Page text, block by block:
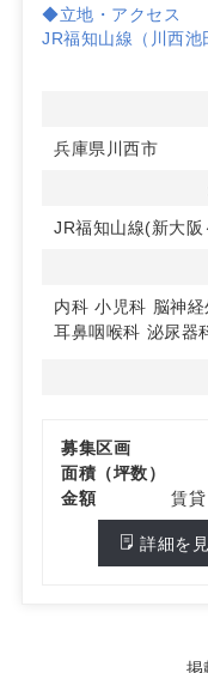
◆立地・アクセス
JR福知山線（川西池
らの徒歩圏で、通院
◆物件概要・検討ポ
す。段階的な情報更
討を進めやすい物件
募集科目は内科・小
科・その他に対応。
力を見据えたテナン
せください。
兵庫県川西市
JR福知山線(新大
内科 小児科 脳神
耳鼻咽喉科 泌尿器
募集区画
面積（坪数）
金額
賃
詳細を
掲